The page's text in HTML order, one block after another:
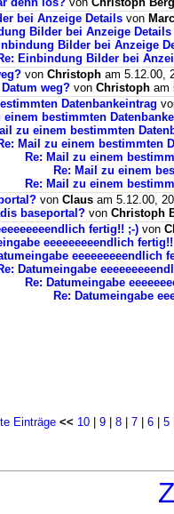
bei Anzeige Details von
Bilder bei Anzeige Details
Bilder bei Anzeige
Einbindung Bilder bei
von Christoph am 5.12.00,
Datum weg? von Christoph am
Datenbankeintrag
einem bestimmten
zu einem bestimmten
Mail zu einem bestimmten
Re: Mail zu einem
Re: Mail zu einem
Re: Mail zu einem
von Claus am 5.12.00,
baseportal? von Christoph
fertig!! ;-) von
eeeeeeeeendlich
eeeeeeeeendlich
Datumeingabe
Re: Datumeingabe
Re: Datumeingabe
Einträge << 10| 9| 8| 7| 6| 5|